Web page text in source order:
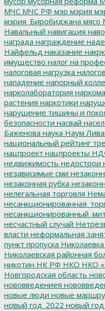
МЧС МЧС РФ мэр мэрия
мэрия_Биробиджана мясо
Навальный навигация
награда награждение
Найфельд наказание
имущество налог на
налоговая нагрузка
нападение напорный
нарколаборатория
растения наркотики
нарушение тишины и
безопасности насвай
Баженова наука Наум
национальный рейтинг
нацпроект нацпроекты
недвижимость недострои
независимые сми
незаконная рубка
нелегальная торговля
несчастный случай
власти неформальная
пункт пропуска Николаевка
Николаевская районная
никотин НК РФ НКО НКО
Новгородская область
нововведениея
новые люди новые
новый год_2022 новый